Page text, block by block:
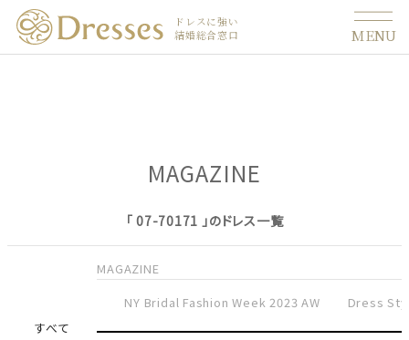
ドレスに強い
結婚総合窓口
MENU
MAGAZINE
「 07-70171 」のドレス一覧
すべて
MAGAZINE
NY Bridal Fashion Week 2023 AW
Dress